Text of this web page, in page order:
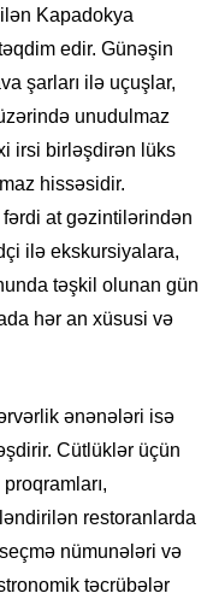
Kapadokya
edir. Günəşin
şarları ilə uçuşlar,
unudulmaz
irsi birləşdirən lüks
hissəsidir.
fərdi at gəzintilərindən
ilə ekskursiyalara,
təşkil olunan gün
hər an xüsusi və
ənənələri isə
Cütlüklər üçün
restoranlarda
nümunələri və
təcrübələr